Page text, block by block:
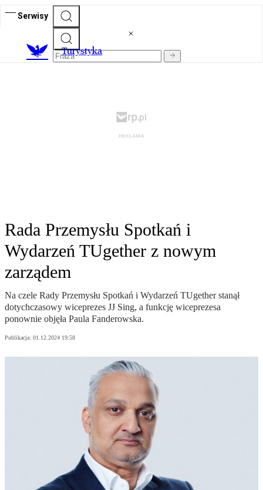
Serwisy
Turystyka
Rada Przemysłu Spotkań i
Wydarzeń TUgether z nowym
zarządem
Na czele Rady Przemysłu Spotkań i Wydarzeń TUgether stanął
dotychczasowy wiceprezes JJ Sing, a funkcję wiceprezesa
ponownie objęła Paula Fanderowska.
Publikacja: 01.12.2024 19:58